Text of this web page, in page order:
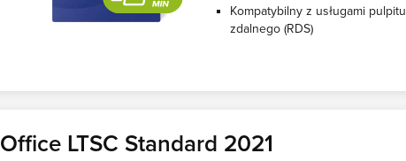
Kompatybilny z usługami pulpitu
zdalnego (RDS)
Office LTSC Standard 2021